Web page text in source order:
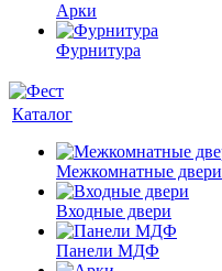
Арки
Фурнитура
Каталог
Межкомнатные двери
Входные двери
Панели МДФ